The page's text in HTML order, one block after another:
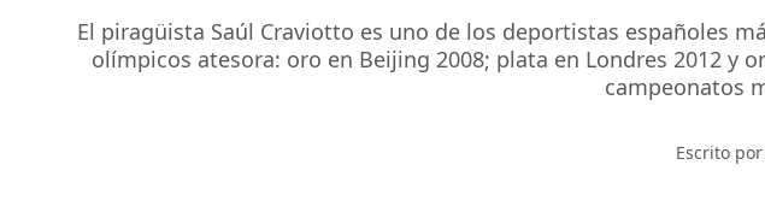
El piragüista Saúl Craviotto es uno de los deportistas españoles
olímpicos atesora: oro en Beijing 2008; plata en Londres 2012 y
campeonatos
Escrito por